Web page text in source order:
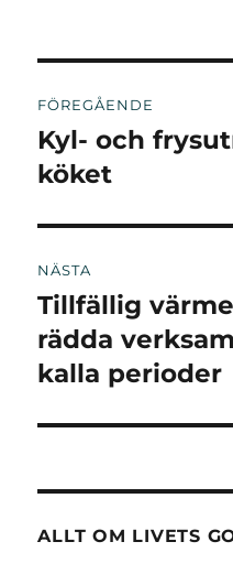
FÖREGÅENDE
Föregående
inlägg:
Kyl- och
köket
NÄSTA
Nästa
inlägg:
Tillfällig
rädda
kalla perioder
ALLT OM LIVETS